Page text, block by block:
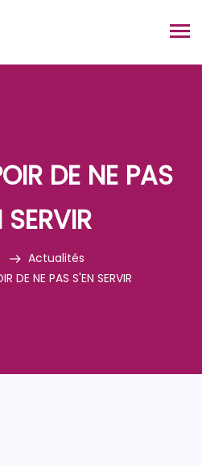
DE NE PAS
SERVIR
Actualités
DE NE PAS S'EN SERVIR